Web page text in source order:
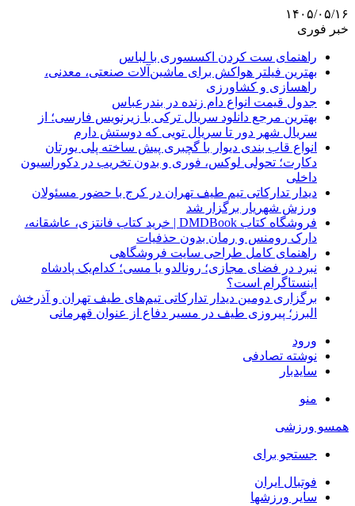
۱۴۰۵/۰۵/۱۶
خبر فوری
راهنمای ست کردن اکسسوری با لباس
بهترین فیلتر هواکش برای ماشین‌آلات صنعتی، معدنی،
راهسازی و کشاورزی
جدول قیمت انواع دام زنده در بندرعباس
بهترین مرجع دانلود سریال ترکی با زیرنویس فارسی؛ از
سریال شهر دور تا سریال تویی که دوستش دارم
انواع قاب بندی دیوار با گچبری پیش ساخته پلی یورتان
دکارت؛ تحولی لوکس، فوری و بدون تخریب در دکوراسیون
داخلی
دیدار تدارکاتی تیم طیف تهران در کرج با حضور مسئولان
ورزش شهریار برگزار شد
فروشگاه کتاب DMDBook | خرید کتاب فانتزی، عاشقانه،
دارک رومنس و رمان بدون حذفیات
راهنمای کامل طراحی سایت فروشگاهی
نبرد در فضای مجازی؛ رونالدو یا مسی؛ کدام‌یک پادشاه
اینستاگرام است؟
برگزاری دومین دیدار تدارکاتی تیم‌های طیف تهران و آذرخش
البرز؛ پیروزی طیف در مسیر دفاع از عنوان قهرمانی
ورود
نوشته تصادفی
سایدبار
منو
همسو ورزشی
جستجو برای
فوتبال ایران
سایر ورزشها